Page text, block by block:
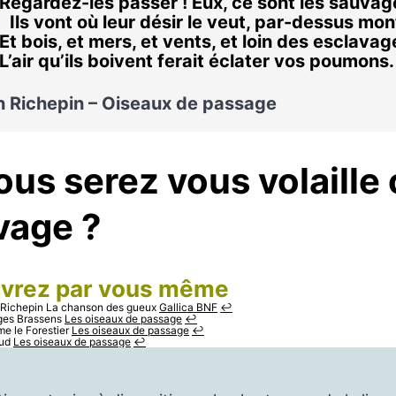
Ils vont où leur désir le veut, par-dessus
Et bois, et mers, et vents, et loin des
L’air qu’ils boivent ferait éclater vos poumons.
Richepin – Oiseaux de passage
serez vous volaille
?
par vous même
La chanson des gueuxGallica BNF ↩︎
Brassens Les oiseaux de passage ↩︎
le Forestier Les oiseaux de passage ↩︎
Les oiseaux de passage ↩︎